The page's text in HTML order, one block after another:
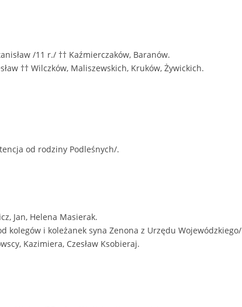
/11 r./ †† Kaźmierczaków, Baranów.
†† Wilczków, Maliszewskich, Kruków, Żywickich.
od rodziny Podleśnych/.
Jan, Helena Masierak.
kolegów i koleżanek syna Zenona z Urzędu
Kazimiera, Czesław Ksobieraj.